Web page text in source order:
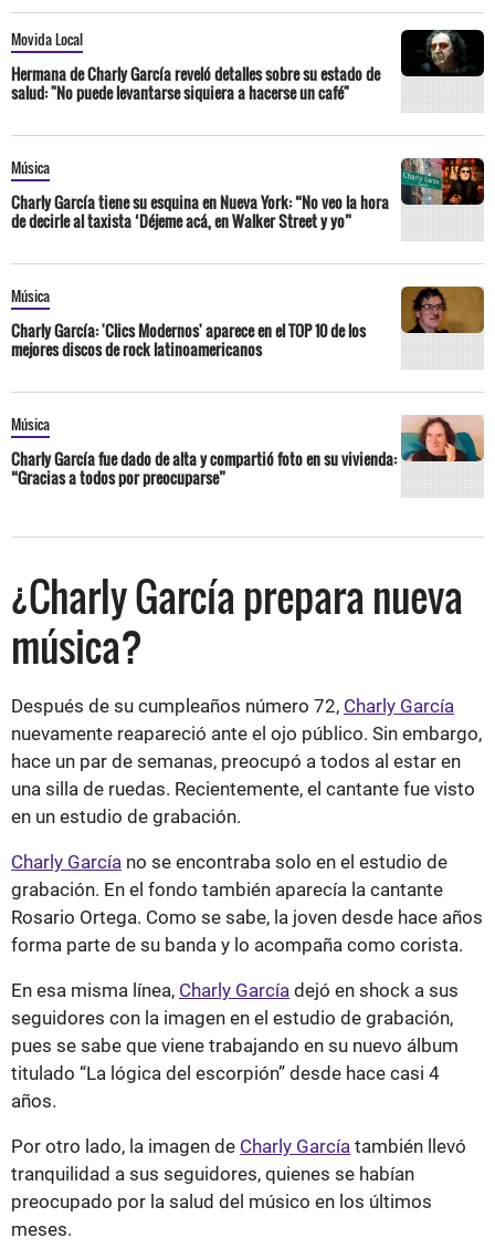
Movida Local
Hermana de Charly García reveló detalles sobre su estado de
salud: "No puede levantarse siquiera a hacerse un café"
Música
Charly García tiene su esquina en Nueva York: “No veo la hora
de decirle al taxista ‘Déjeme acá, en Walker Street y yo”
Música
Charly García: 'Clics Modernos' aparece en el TOP 10 de los
mejores discos de rock latinoamericanos
Música
Charly García fue dado de alta y compartió foto en su vivienda:
“Gracias a todos por preocuparse”
¿Charly García prepara nueva
música?
Después de su cumpleaños número 72, Charly García
nuevamente reapareció ante el ojo público. Sin embargo,
hace un par de semanas, preocupó a todos al estar en
una silla de ruedas. Recientemente, el cantante fue visto
en un estudio de grabación.
Charly García no se encontraba solo en el estudio de
grabación. En el fondo también aparecía la cantante
Rosario Ortega. Como se sabe, la joven desde hace años
forma parte de su banda y lo acompaña como corista.
En esa misma línea, Charly García dejó en shock a sus
seguidores con la imagen en el estudio de grabación,
pues se sabe que viene trabajando en su nuevo álbum
titulado “La lógica del escorpión” desde hace casi 4
años.
Por otro lado, la imagen de Charly García también llevó
tranquilidad a sus seguidores, quienes se habían
preocupado por la salud del músico en los últimos
meses.